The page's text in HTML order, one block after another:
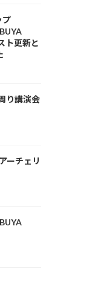
プ
ト更新と
り講演会
ーチェリ